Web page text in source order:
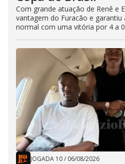
Com grande atuação de Renê e
vantagem do Furacão e
normal com uma vitória por 4 a 0
JOGADA 10/ 06/08/2026